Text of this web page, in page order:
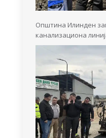
Општина Илинден
канализациона